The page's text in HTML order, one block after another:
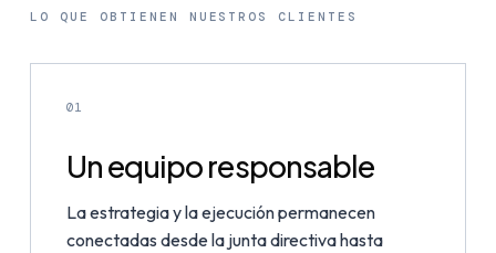
LO QUE OBTIENEN NUESTROS CLIENTES
01
Un equipo responsable
La estrategia y la ejecución permanecen
conectadas desde la junta directiva hasta